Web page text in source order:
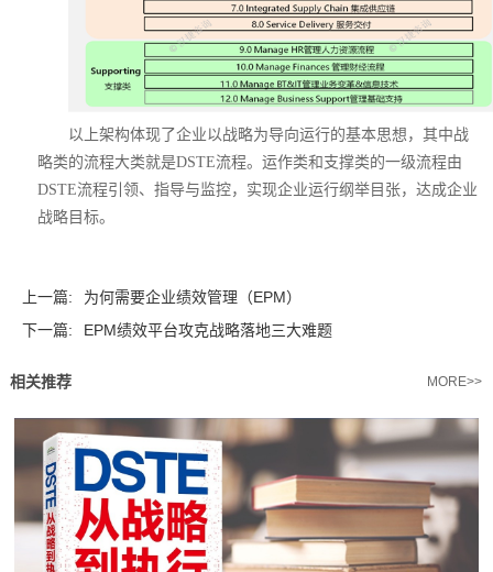
以上架构体现了企业以战略为导向运行的基本思想，其中战
略类的流程大类就是DSTE流程。运作类和支撑类的一级流程由
DSTE流程引领、指导与监控，实现企业运行纲举目张，达成企业
战略目标。
上一篇:
为何需要企业绩效管理（EPM）
下一篇:
EPM绩效平台攻克战略落地三大难题
相关推荐 MORE>>